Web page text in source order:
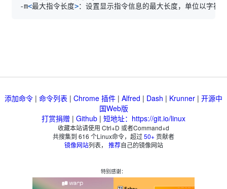
-m<最大指令长度>
添加命令 | 命令列表 | Chrome 插件 | Alfred | Dash | Krunner | 开源中
国Web版
打赏捐赠 | Github | 短地址：https://git.io/linux
收藏本站请使用 Ctrl+D 或者Command+d
共搜集到 616 个Linux命令，超过50+贡献者
镜像网站列表， 推荐自己的镜像网站
特别感谢：